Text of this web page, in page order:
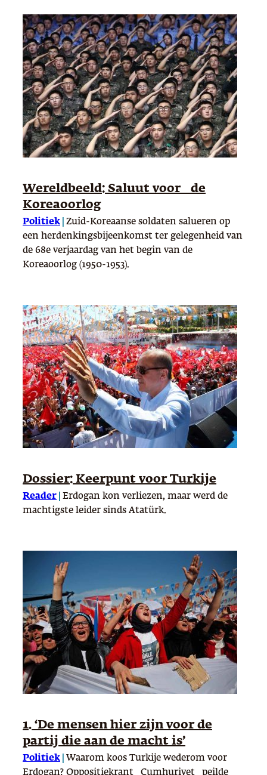
Wereldbeeld: Saluut voor de
Koreaoorlog
Politiek
Zuid-Koreaanse soldaten salueren op
een herdenkingsbijeenkomst ter gelegenheid van
de 68e verjaardag van het begin van de
Koreaoorlog (1950-1953).
Dossier: Keerpunt voor Turkije
Reader
Erdogan kon verliezen, maar werd de
machtigste leider sinds Atatürk.
1. ‘De mensen hier zijn voor de
partij die aan de macht is’
Politiek
Waarom koos Turkije wederom voor
Erdogan? Oppositiekrant _Cumhuriyet_ peilde